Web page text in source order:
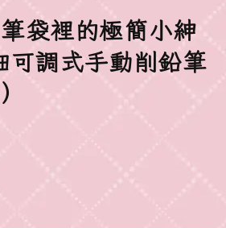
袋裡的極簡小紳
調式手動削鉛筆